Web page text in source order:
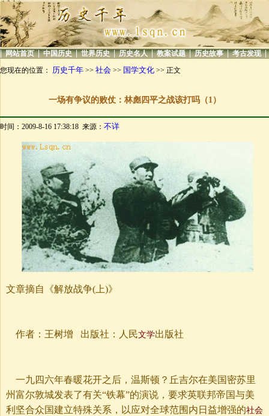
| 网站首页 | 中国历史 | 世界历史 | 历史名人 | 教案试题 | 历史故事 | 考古发现 |
您现在的位置： 历史千年 >> 社会 >> 国学文化 >> 正文
一场有争议的败仗：林彪四平之战该打吗（1）
时间：2009-8-16 17:38:18 来源： 不详
文章摘自《解放战争(上)》
作者：王树增 出版社：人民文学出版社
一九四六年春暖花开之后，温斯顿？丘吉尔在美国密苏里
州富尔敦城发表了有关“铁幕”的演说，要求英联邦帝国与美
利坚合众国建立特殊关系，以应对全球范围内日益增强的社会